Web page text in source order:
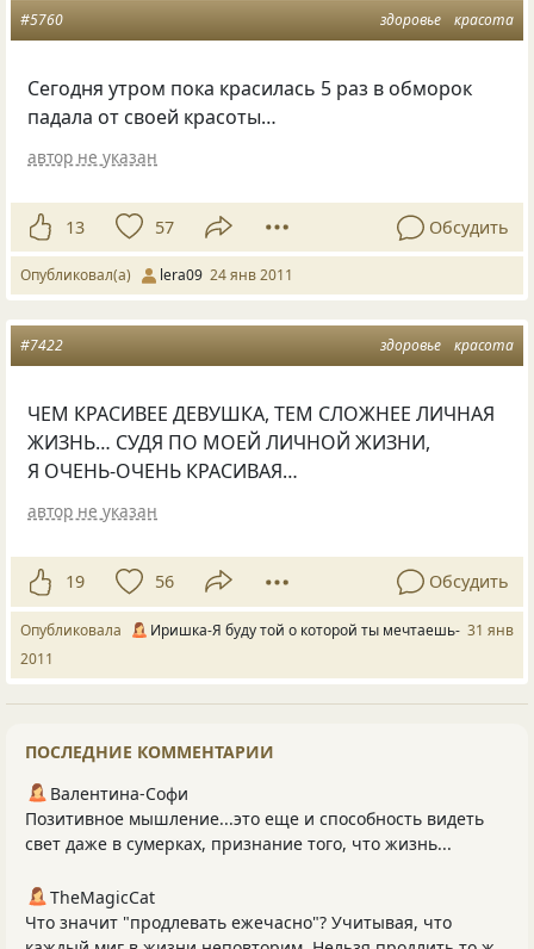
здоровье красота
#5760
Сегодня утром пока красилась 5 раз в обморок
падала от своей красоты…
автор не указан
13 57 Обсудить
Опубликовал(а) lera09 24 янв 2011
здоровье красота
#7422
ЧЕМ КРАСИВЕЕ ДЕВУШКА, ТЕМ СЛОЖНЕЕ ЛИЧНАЯ
ЖИЗНЬ… СУДЯ ПО МОЕЙ ЛИЧНОЙ ЖИЗНИ,
Я ОЧЕНЬ-ОЧЕНЬ КРАСИВАЯ…
автор не указан
19 56 Обсудить
Опубликовала Иришка-Я буду той о которой ты мечтаешь- 31 янв
2011
ПОСЛЕДНИЕ КОММЕНТАРИИ
Валентина-Софи
Позитивное мышление...это еще и способность видеть
свет даже в сумерках, признание того, что жизнь...
TheMagicCat
Что значит "продлевать ежечасно"? Учитывая, что